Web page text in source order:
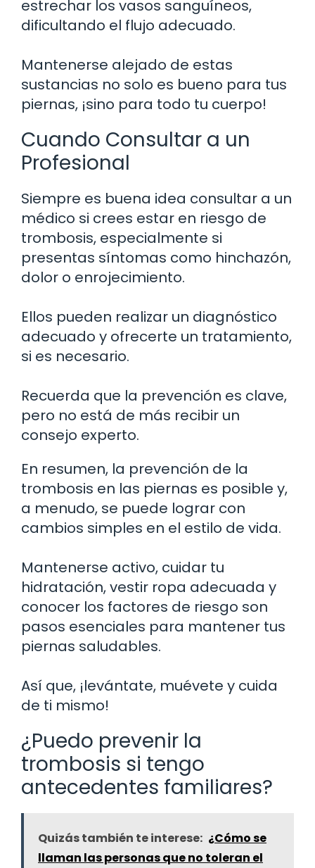
estrechar los vasos sanguíneos,
dificultando el flujo adecuado.
Mantenerse alejado de estas
sustancias no solo es bueno para tus
piernas, ¡sino para todo tu cuerpo!
Cuando Consultar a un
Profesional
Siempre es buena idea consultar a un
médico si crees estar en riesgo de
trombosis, especialmente si
presentas síntomas como hinchazón,
dolor o enrojecimiento.
Ellos pueden realizar un diagnóstico
adecuado y ofrecerte un tratamiento,
si es necesario.
Recuerda que la prevención es clave,
pero no está de más recibir un
consejo experto.
En resumen, la prevención de la
trombosis en las piernas es posible y,
a menudo, se puede lograr con
cambios simples en el estilo de vida.
Mantenerse activo, cuidar tu
hidratación, vestir ropa adecuada y
conocer los factores de riesgo son
pasos esenciales para mantener tus
piernas saludables.
Así que, ¡levántate, muévete y cuida
de ti mismo!
¿Puedo prevenir la
trombosis si tengo
antecedentes familiares?
Quizás también te interese: ¿Cómo se
llaman las personas que no toleran el